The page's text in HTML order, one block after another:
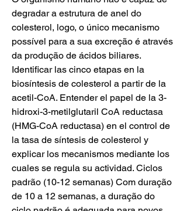
degradar a estrutura de anel do
colesterol, logo, o único mecanismo
possível para a sua excreção é através
da produção de ácidos biliares.
Identificar las cinco etapas en la
biosíntesis de colesterol a partir de la
acetil-CoA. Entender el papel de la 3-
hidroxi-3-metilglutaril CoA reductasa
(HMG-CoA reductasa) en el control de
la tasa de síntesis de colesterol y
explicar los mecanismos mediante los
cuales se regula su actividad. Ciclos
padrão (10-12 semanas) Com duração
de 10 a 12 semanas, a duração do